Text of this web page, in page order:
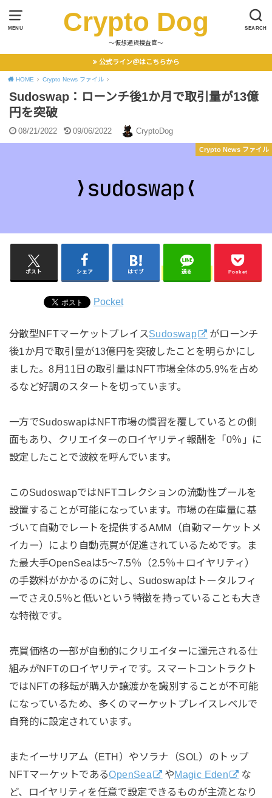
MENU SEARCH
Crypto Dog
〜仮想通貨捜査官〜
公式ライン＠はこちらから
HOME Crypto News ファイル
Sudoswap：ローンチ後1か月で取引量が13億
円を突破
08/21/2022 09/06/2022 CryptoDog
Crypto News ファイル
ポスト シェア はてブ 送る Pocket
Pocket
分散型NFTマーケットプレイスSudoswap
がローンチ
後1か月で取引量が13億円を突破したことを明らかにし
ました。8月11日の取引量はNFT市場全体の5.9%を占め
るなど好調のスタートを切っています。
一方でSudoswapはNFT市場の慣習を覆しているとの側
面もあり、クリエイターのロイヤリティ報酬を「0％」に
設定したことで波紋を呼んでいます。
このSudoswapではNFTコレクションの流動性プールを
設置することが可能になっています。市場の在庫量に基
づいて自動でレートを提供するAMM（自動マーケットメ
イカー）により自動売買が促進されているためです。ま
た最大手OpenSeaは5～7.5％（2.5％＋ロイヤリティ）
の手数料がかかるのに対し、Sudoswapはトータルフィ
ーでさえ0.5％と低いという特徴を持っていることも大き
な特徴です。
売買価格の一部が自動的にクリエイターに還元される仕
組みがNFTのロイヤリティです。スマートコントラクト
ではNFTの移転が購入か譲渡かを識別することが不可能
になっているため、多くのマーケットプレイスレベルで
自発的に設定されています。
またイーサリアム（ETH）やソラナ（SOL）のトップ
NFTマーケットであるOpenSea やMagic Eden
な
ど、ロイヤリティを任意で設定できるものが主流となり